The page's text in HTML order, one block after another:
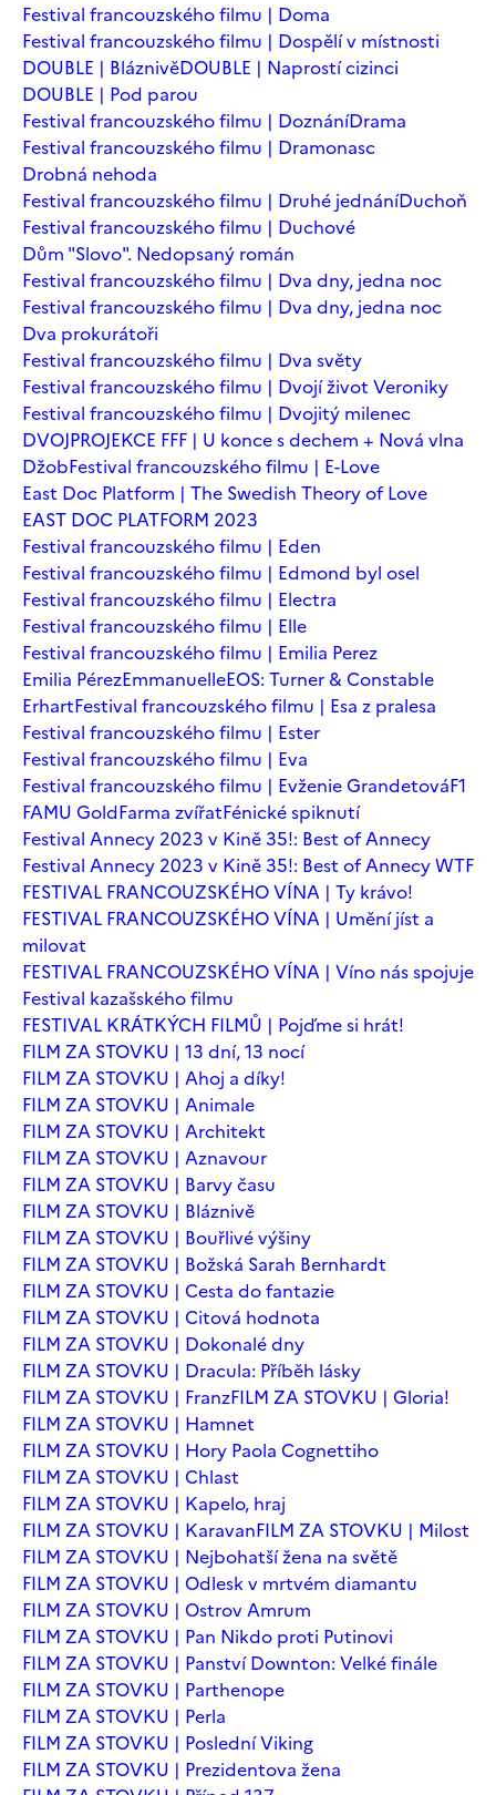
Festival francouzského filmu | Doma
Festival francouzského filmu | Dospělí v místnosti
DOUBLE | BláznivěDOUBLE | Naprostí cizinci
DOUBLE | Pod parou
Festival francouzského filmu | DoznáníDrama
Festival francouzského filmu | Dramonasc
Drobná nehoda
Festival francouzského filmu | Druhé jednáníDuchoň
Festival francouzského filmu | Duchové
Dům "Slovo". Nedopsaný román
Festival francouzského filmu | Dva dny, jedna noc
Festival francouzského filmu | Dva dny, jedna noc
Dva prokurátoři
Festival francouzského filmu | Dva světy
Festival francouzského filmu | Dvojí život Veroniky
Festival francouzského filmu | Dvojitý milenec
DVOJPROJEKCE FFF | U konce s dechem + Nová vlna
DžobFestival francouzského filmu | E-Love
East Doc Platform | The Swedish Theory of Love
EAST DOC PLATFORM 2023
Festival francouzského filmu | Eden
Festival francouzského filmu | Edmond byl osel
Festival francouzského filmu | Electra
Festival francouzského filmu | Elle
Festival francouzského filmu | Emilia Perez
Emilia PérezEmmanuelleEOS: Turner & Constable
ErhartFestival francouzského filmu | Esa z pralesa
Festival francouzského filmu | Ester
Festival francouzského filmu | Eva
Festival francouzského filmu | Evženie GrandetováF1
FAMU GoldFarma zvířatFénické spiknutí
Festival Annecy 2023 v Kině 35!: Best of Annecy
Festival Annecy 2023 v Kině 35!: Best of Annecy WTF
FESTIVAL FRANCOUZSKÉHO VÍNA | Ty krávo!
FESTIVAL FRANCOUZSKÉHO VÍNA | Umění jíst a
milovat
FESTIVAL FRANCOUZSKÉHO VÍNA | Víno nás spojuje
Festival kazašského filmu
FESTIVAL KRÁTKÝCH FILMŮ | Pojďme si hrát!
FILM ZA STOVKU | 13 dní, 13 nocí
FILM ZA STOVKU | Ahoj a díky!
FILM ZA STOVKU | Animale
FILM ZA STOVKU | Architekt
FILM ZA STOVKU | Aznavour
FILM ZA STOVKU | Barvy času
FILM ZA STOVKU | Bláznivě
FILM ZA STOVKU | Bouřlivé výšiny
FILM ZA STOVKU | Božská Sarah Bernhardt
FILM ZA STOVKU | Cesta do fantazie
FILM ZA STOVKU | Citová hodnota
FILM ZA STOVKU | Dokonalé dny
FILM ZA STOVKU | Dracula: Příběh lásky
FILM ZA STOVKU | FranzFILM ZA STOVKU | Gloria!
FILM ZA STOVKU | Hamnet
FILM ZA STOVKU | Hory Paola Cognettiho
FILM ZA STOVKU | Chlast
FILM ZA STOVKU | Kapelo, hraj
FILM ZA STOVKU | KaravanFILM ZA STOVKU | Milost
FILM ZA STOVKU | Nejbohatší žena na světě
FILM ZA STOVKU | Odlesk v mrtvém diamantu
FILM ZA STOVKU | Ostrov Amrum
FILM ZA STOVKU | Pan Nikdo proti Putinovi
FILM ZA STOVKU | Panství Downton: Velké finále
FILM ZA STOVKU | Parthenope
FILM ZA STOVKU | Perla
FILM ZA STOVKU | Poslední Viking
FILM ZA STOVKU | Prezidentova žena